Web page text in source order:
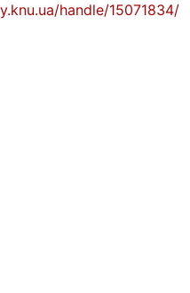
handle/15071834/